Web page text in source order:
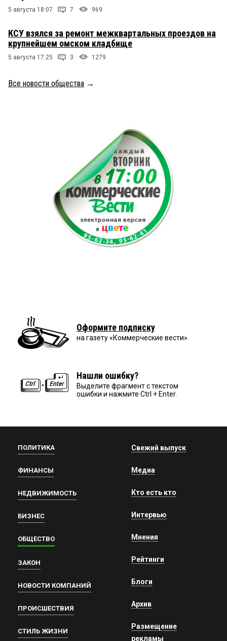
5 августа 18:07 7 969
КСУ взялся за ремонт межквартальных проездов на
крупнейшем омском кладбище
5 августа 17:25 3 1279
Все новости общества →
Оформите подписку
на газету «Коммерческие вести»
Нашли ошибку?
Выделите фрагмент с текстом
ошибки и нажмите Ctrl + Enter.
ПОЛИТИКА
ФИНАНСЫ
НЕДВИЖИМОСТЬ
БИЗНЕС
ОБЩЕСТВО
ЗАКОН
НОВОСТИ КОМПАНИЙ
ПРОИСШЕСТВИЯ
СТИЛЬ ЖИЗНИ
Свежий выпуск
Медиа
Кто есть кто
Интервью
Мнения
Рейтинги
Блоги
Архив
Размещение
рекламы